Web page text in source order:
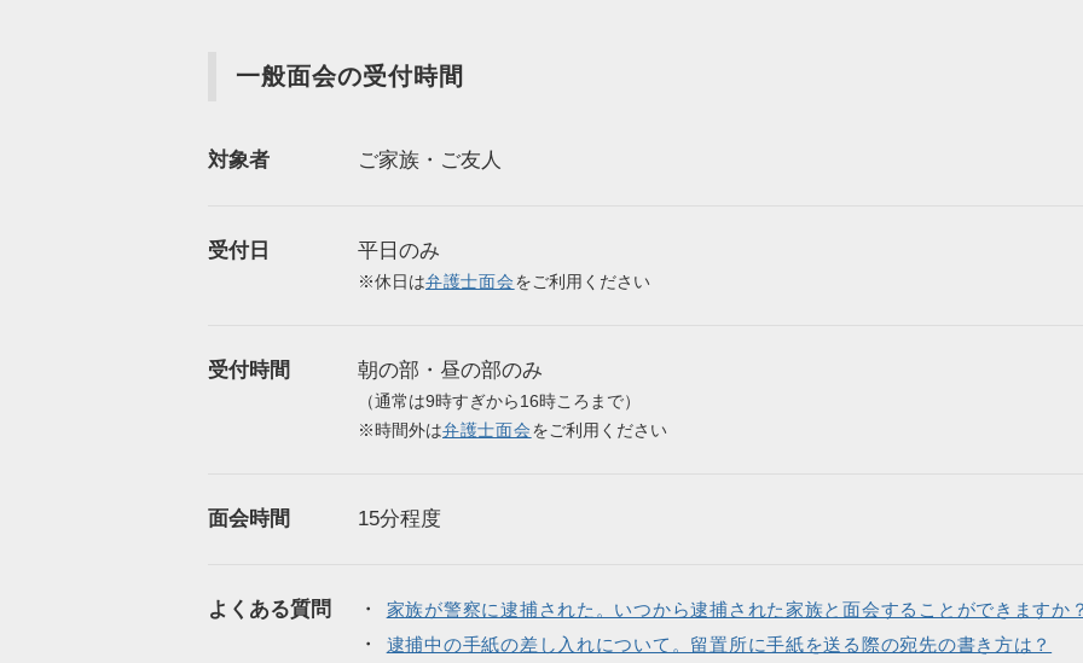
一般面会の受付時間
対象者 ご家族・ご友人
受付日 平日のみ
※休日は弁護士面会をご利用ください
受付時間 朝の部・昼の部のみ
（通常は9時すぎから16時ころまで）
※時間外は弁護士面会をご利用ください
面会時間 15分程度
よくある質問
家族が警察に逮捕された。いつから逮捕された家族と面会することができますか？
逮捕中の手紙の差し入れについて。留置所に手紙を送る際の宛先の書き方は？